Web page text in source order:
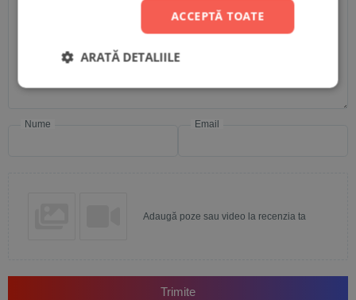
Nume Email
Adaugă poze sau video la recenzia ta
Trimite
ACCEPTĂ TOATE
ARATĂ DETALIILE